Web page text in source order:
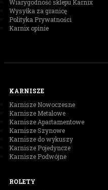
Wiarygodność sklepu Karnix
Wysyłka za granicę
Polityka Prywatności
Karnix opinie
KARNISZE
Karnisze Nowoczesne
Karnisze Metalowe
Karnisze Apartamentowe
Karnisze Szynowe
Karnisze do wykuszy
Karnisze Pojedyncze
Karnisze Podwójne
ROLETY